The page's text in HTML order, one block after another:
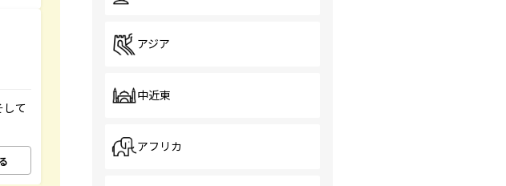
て
アジア
中近東
アフリカ